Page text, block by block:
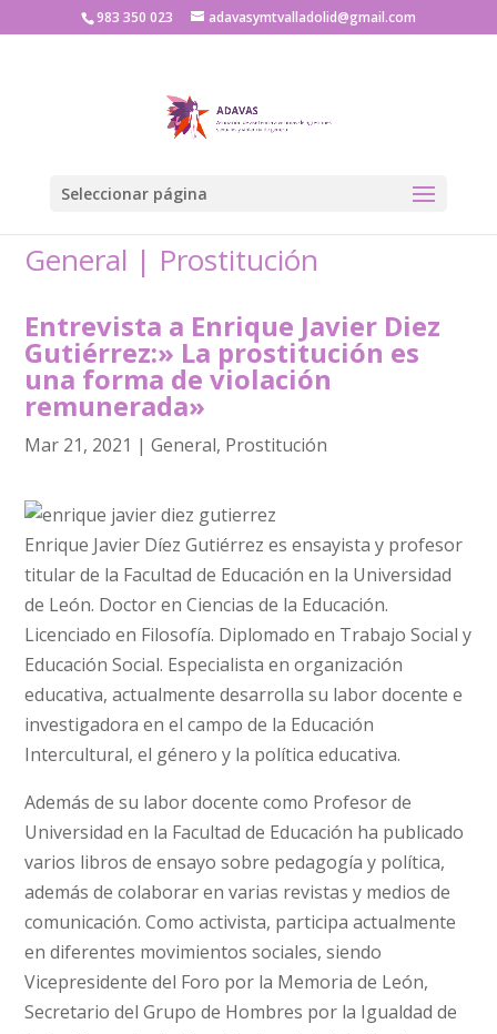
983 350 023 adavasymtvalladolid@gmail.com
Seleccionar página
General | Prostitución
Entrevista a Enrique Javier Diez
Gutiérrez:» La prostitución es
una forma de violación
remunerada»
Mar 21, 2021 |General, Prostitución
Enrique Javier Díez Gutiérrez es ensayista y profesor
titular de la Facultad de Educación en la Universidad
de León. Doctor en Ciencias de la Educación.
Licenciado en Filosofía. Diplomado en Trabajo Social y
Educación Social. Especialista en organización
educativa, actualmente desarrolla su labor docente e
investigadora en el campo de la Educación
Intercultural, el género y la política educativa.
Además de su labor docente como Profesor de
Universidad en la Facultad de Educación ha publicado
varios libros de ensayo sobre pedagogía y política,
además de colaborar en varias revistas y medios de
comunicación. Como activista, participa actualmente
en diferentes movimientos sociales, siendo
Vicepresidente del Foro por la Memoria de León,
Secretario del Grupo de Hombres por la Igualdad de